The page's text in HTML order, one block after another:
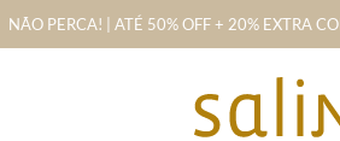
NÃO PERCA! | ATÉ 50% OFF + 20% EXTRA